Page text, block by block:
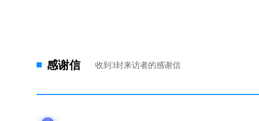
感谢信 收到3封来访者的感谢信